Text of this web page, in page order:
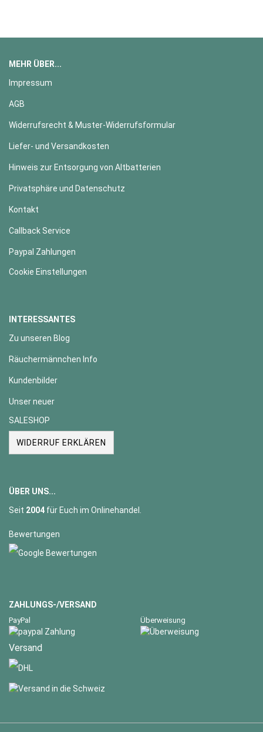
MEHR ÜBER...
Impressum
AGB
Widerrufsrecht & Muster-Widerrufsformular
Liefer- und Versandkosten
Hinweis zur Entsorgung von Altbatterien
Privatsphäre und Datenschutz
Kontakt
Callback Service
Paypal Zahlungen
Cookie Einstellungen
INTERESSANTES
Zu unseren Blog
Räuchermännchen Info
Kundenbilder
Unser neuer
SALESHOP
WIDERRUF ERKLÄREN
ÜBER UNS...
Seit 2004 für Euch im Onlinehandel.
Bewertungen
ZAHLUNGS-/VERSAND
PayPal Überweisung
Versand